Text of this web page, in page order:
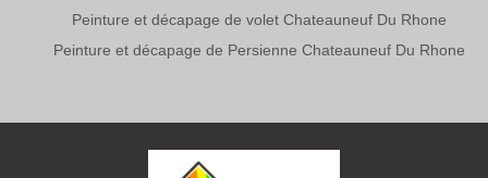
Peinture et décapage de volet Chateauneuf Du Rhone
Peinture et décapage de Persienne Chateauneuf Du Rhone